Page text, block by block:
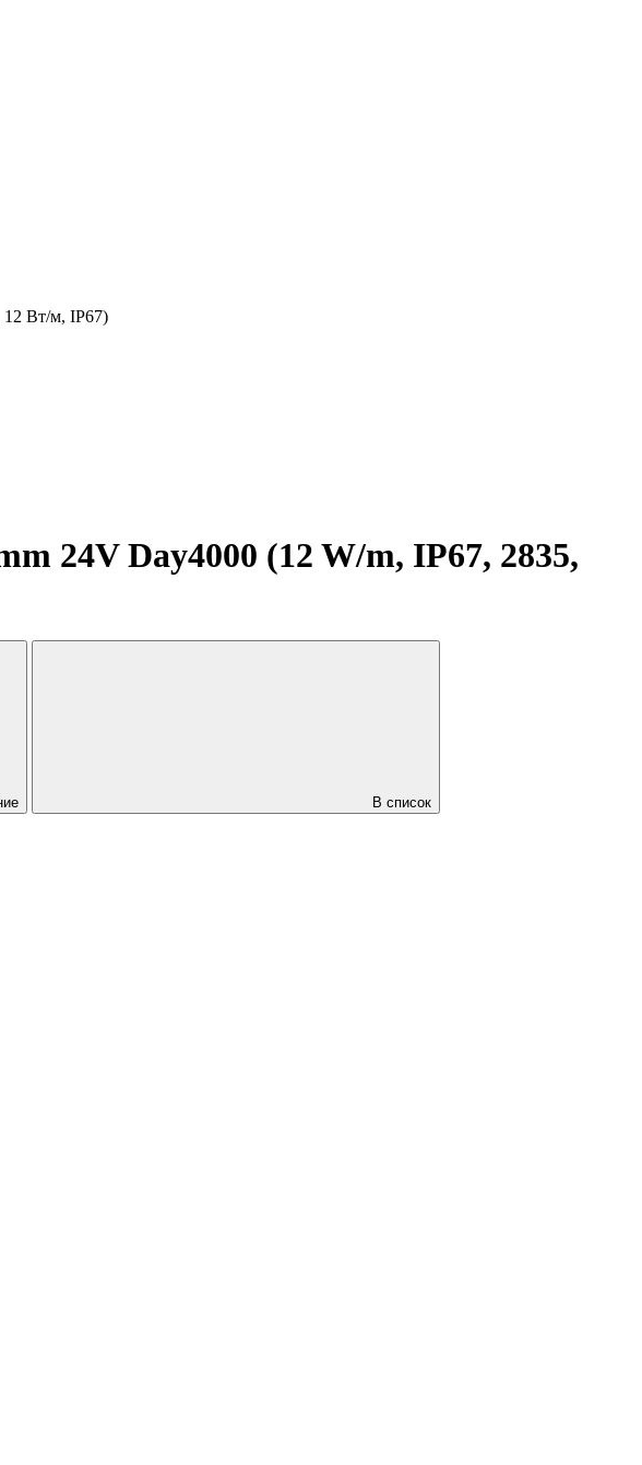
12 Вт/м, IP67)
24V Day4000 (12 W/m, IP67, 2835,
В список